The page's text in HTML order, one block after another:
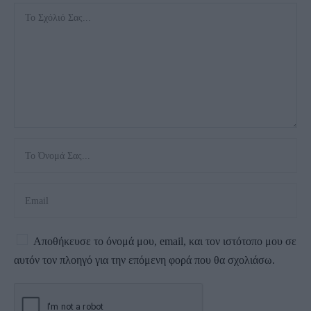
Αποθήκευσε το όνομά μου, email, και τον ιστότοπο μου σε
αυτόν τον πλοηγό για την επόμενη φορά που θα σχολιάσω.